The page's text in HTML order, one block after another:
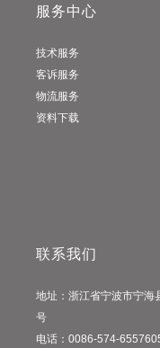
服务中心
技术服务
客诉服务
物流服务
资料下载
联系我们
地址：浙江省宁波市宁海
号
电话：0086-574-